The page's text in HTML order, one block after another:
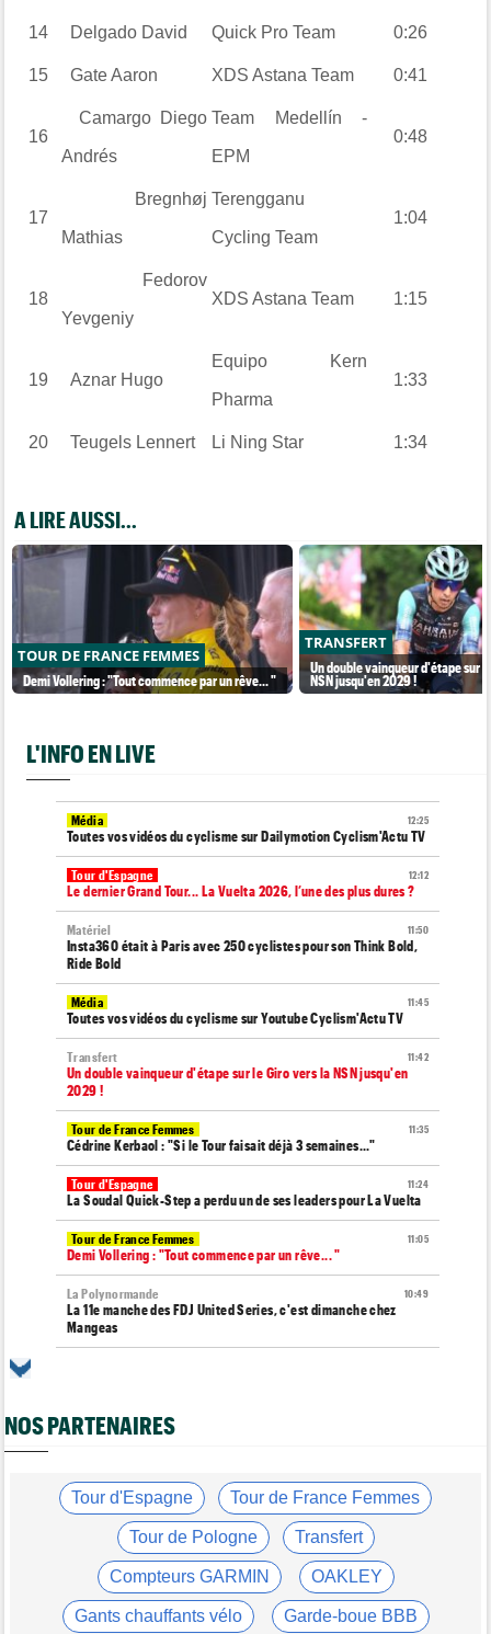
14 Delgado David Quick Pro Team 0:26
15 GateAaron XDS Astana Team 0:41
16
Camargo Diego
Andrés
Team Medellín -
EPM
0:48
17
Bregnhøj
Mathias
Terengganu
Cycling Team
1:04
18
Fedorov
Yevgeniy
XDS Astana Team 1:15
19 Aznar Hugo
Equipo Kern
Pharma
1:33
20 Teugels Lennert Li Ning Star 1:34
A LIRE AUSSI...
TOUR DE FRANCE FEMMES
Demi Vollering : "Tout commence par un rêve... "
TRANSFERT
Un double vainqueur d'étape sur
NSN jusqu'en 2029 !
L'INFO EN LIVE
12:25
Média
Toutes vos vidéos du cyclisme sur Dailymotion Cyclism'Actu TV
12:12
Tour d'Espagne
Le dernier Grand Tour... La Vuelta 2026, l’une des plus dures ?
11:50
Matériel
Insta360 était à Paris avec 250 cyclistes pour son Think Bold,
Ride Bold
11:45
Média
Toutes vos vidéos du cyclisme sur Youtube Cyclism'Actu TV
11:42
Transfert
Un double vainqueur d'étape sur le Giro vers la NSN jusqu'en
2029 !
11:35
Tour de France Femmes
Cédrine Kerbaol : "Si le Tour faisait déjà 3 semaines..."
11:24
Tour d'Espagne
La Soudal Quick-Step a perdu un de ses leaders pour La Vuelta
11:05
Tour de France Femmes
Demi Vollering : "Tout commence par un rêve... "
10:49
La Polynormande
La 11e manche des FDJ United Series, c'est dimanche chez
Mangeas
Route
Robert Gesink : "Le cyclisme moderne est beaucoup plus
09:55
Tour de France Femmes
Puck Pieterse : "Le maillot jaune ? C'est un rêve que j'ai"
Tour de France Femmes
Lorena Wiebes : "Le maillot vert ? J’avais quelques doutes"
09:33
Championnats du Monde
L'équipe de France pour les Championnats du monde de VTT
NOS PARTENAIRES
Tour d'Espagne Tour de France Femmes
Tour de Pologne Transfert
Compteurs GARMIN OAKLEY
Gants chauffants vélo Garde-boue BBB